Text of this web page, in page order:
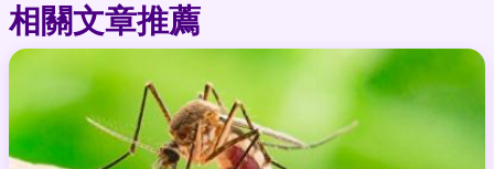
相關文章推薦